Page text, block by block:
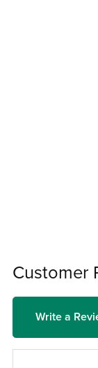
Customer
Write a